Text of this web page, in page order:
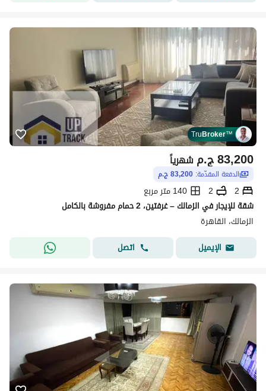
TruBroker™
ج.م83,200 شهرياً
الدفعة المقدّمة: 83,200 ج.م
2
2
140 متر مربع
شقة للإيجار في الزمالك – غرفتين، 2 حمام مفروشة بالكامل
الزمالك، القاهرة
الإيميل
اتصل